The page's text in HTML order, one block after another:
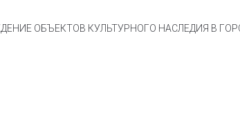
ОБЪЕКТОВ КУЛЬТУРНОГО НАСЛЕДИЯ В